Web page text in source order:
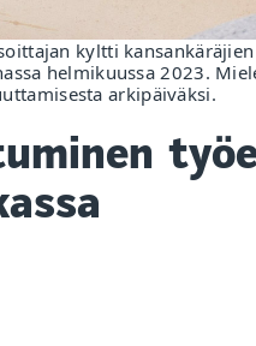
kyltti kansankäräjien
helmikuussa 2023.
arkipäiväksi.